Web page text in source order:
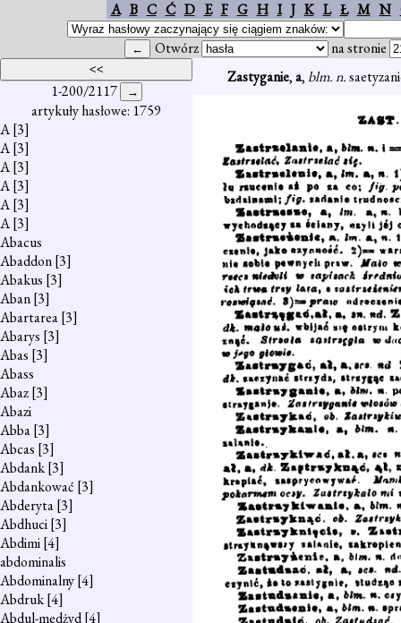
A B C Ć D E F G H I J K L Ł M N
Otwórz na stronie
1-200/2117
artykuły hasłowe: 1759
A[3]
A[3]
A[3]
A[3]
A[3]
A[3]
Abacus
Abaddon[3]
Abakus [3]
Aban[3]
Abartarea[3]
Abarys [3]
Abas [3]
Abass
Abaz[3]
Abazi
Abba[3]
Abcas [3]
Abdank[3]
Abdankować [3]
Abderyta[3]
Abdhuci[3]
Abdimi[4]
abdominalis
Abdominalny[4]
Abdruk[4]
Abdul-medżyd[4]
Zastyganie,a, blm. n.